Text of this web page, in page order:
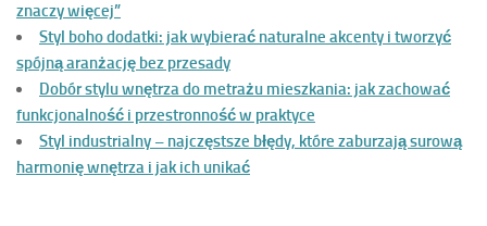
znaczy więcej”
Styl boho dodatki: jak wybierać naturalne akcenty i tworzyć
spójną aranżację bez przesady
Dobór stylu wnętrza do metrażu mieszkania: jak zachować
funkcjonalność i przestronność w praktyce
Styl industrialny – najczęstsze błędy, które zaburzają surową
harmonię wnętrza i jak ich unikać